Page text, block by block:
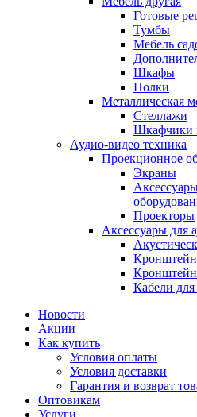
Готовые
Тумбы
Мебель
Шкафы
Полки
Металлическая
Стеллажи
Шкафчики
Аудио-видео техника
Проекционное
Экраны
Проекторы
Аксессуары для
Кабели для
Новости
Акции
Как купить
Условия оплаты
Условия доставки
Гарантия и возврат
Оптовикам
Услуги